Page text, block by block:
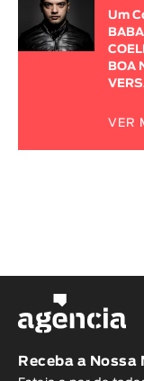
Um
BOA
VER
Receba a